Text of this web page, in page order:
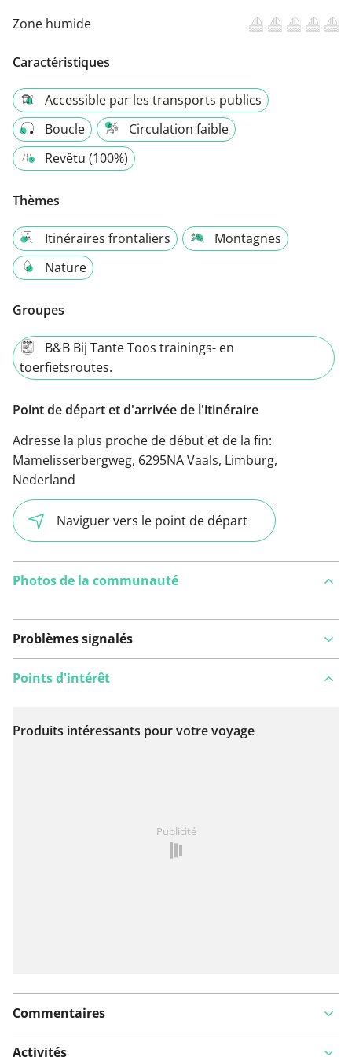
Zone humide
Caractéristiques
Accessible par les transports publics
Boucle
Circulation faible
Revêtu (100%)
Thèmes
Itinéraires frontaliers
Montagnes
Nature
Groupes
B&B Bij Tante Toos trainings- en
toerfietsroutes.
Point de départ et d'arrivée de l'itinéraire
Adresse la plus proche de début et de la fin:
Mamelisserbergweg, 6295NA Vaals, Limburg,
Nederland
Naviguer vers le point de départ
Photos de la communauté
Problèmes signalés
Voir sur la carte
Points d'intérêt
Produits intéressants pour votre voyage
Publicité
Commentaires
Activités